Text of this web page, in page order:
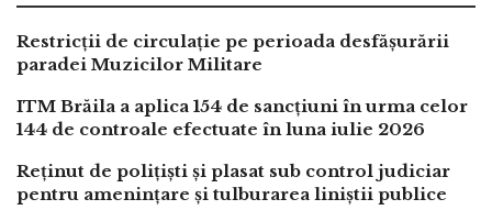
Restricții de circulație pe perioada desfășurării
paradei Muzicilor Militare
ITM Brăila a aplica 154 de sancțiuni în urma celor
144 de controale efectuate în luna iulie 2026
Reținut de polițiști și plasat sub control judiciar
pentru amenințare și tulburarea liniștii publice